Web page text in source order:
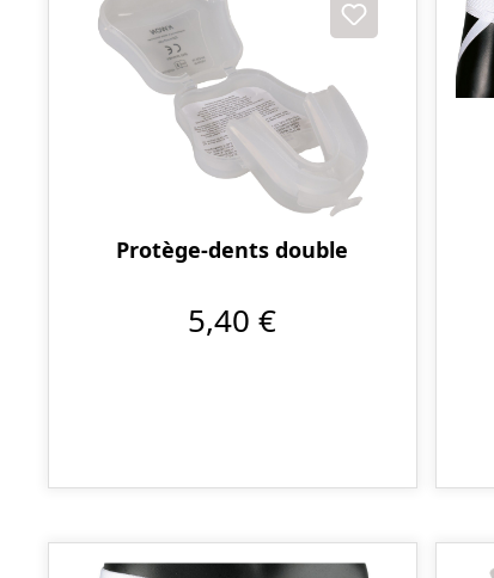
Protège-dents double
5,40 €